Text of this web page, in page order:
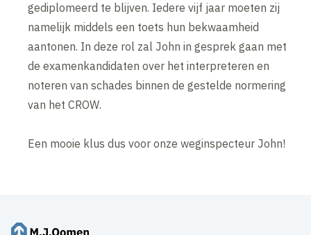
gediplomeerd te blijven. Iedere vijf jaar moeten zij
namelijk middels een toets hun bekwaamheid
aantonen. In deze rol zal John in gesprek gaan met
de examenkandidaten over het interpreteren en
noteren van schades binnen de gestelde normering
van het CROW.
Een mooie klus dus voor onze weginspecteur John!